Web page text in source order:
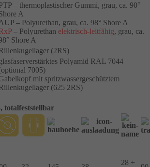
– thermoplastischer Gummi, grau, ca. 90°
A
AUP – Polyurethan, grau, ca. 98° Shore A
– Polyurethan elektrisch-leitfähig, grau, ca.
Shore A
(2RS)
Polyamid RAL 7044
7005)
mit spritzwassergeschütztem
(625 2RS)
totalfeststellbar
28 +